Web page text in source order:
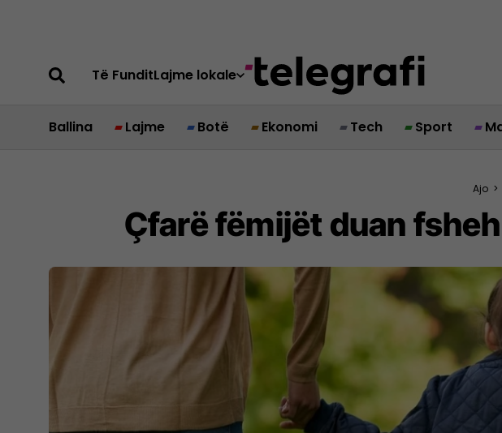
Të FunditLajme lokale
Ballina Lajme Botë Ekonomi Tech Sport
Ajo >
Çfarë fëmijët duan